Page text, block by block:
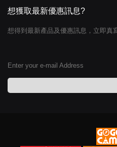
想獲取最新優惠訊息?
想得到最新產品及優惠訊息，立即真
Enter your e-mail Address